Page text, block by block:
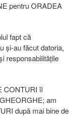
pentru ORADEA
fapt că
și-au făcut datoria,
responsabilitățile
CONTURI îl
am
după mai bine de